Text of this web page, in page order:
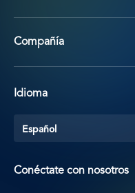
Compañía
Idioma
Español
Conéctate con nosotros